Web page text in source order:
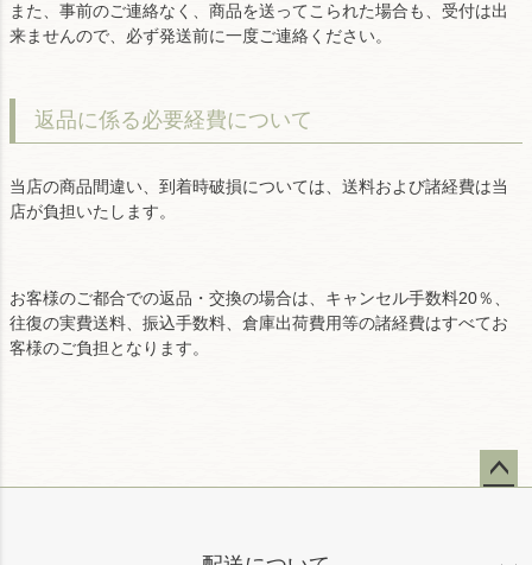
また、事前のご連絡なく、商品を送ってこられた場合も、受付は出
来ませんので、必ず発送前に一度ご連絡ください。
返品に係る必要経費について
当店の商品間違い、到着時破損については、送料および諸経費は当
店が負担いたします。
お客様のご都合での返品・交換の場合は、キャンセル手数料20％、
往復の実費送料、振込手数料、倉庫出荷費用等の諸経費はすべてお
客様のご負担となります。